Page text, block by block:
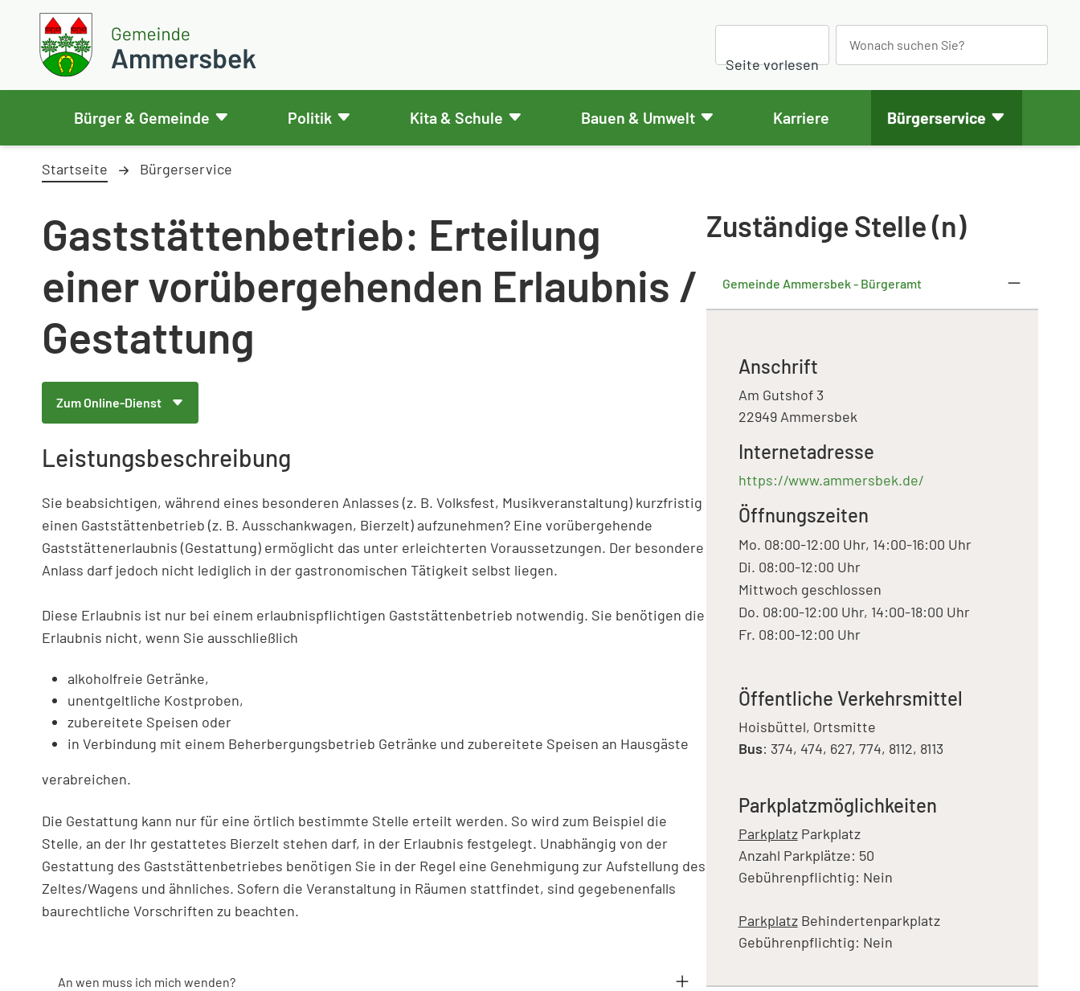
Weiter zum Inhalt
Skip to footer
Gemeinde Ammersbek
Seite vorlesen
h
Bürger & Gemeinde Politik Kita & Schule Bauen & Umwelt Karriere Bürgerservice
Startseite Bürgerservice
Gaststättenbetrieb: Erteilung
einer vorübergehenden Erlaubnis /
Gestattung
Zum Online-Dienst
Leistungsbeschreibung
Sie beabsichtigen, während eines besonderen Anlasses (z. B. Volksfest, Musikveranstaltung) kurzfristig
einen Gaststättenbetrieb (z. B. Ausschankwagen, Bierzelt) aufzunehmen? Eine vorübergehende
Gaststättenerlaubnis (Gestattung) ermöglicht das unter erleichterten Voraussetzungen. Der besondere
Anlass darf jedoch nicht lediglich in der gastronomischen Tätigkeit selbst liegen.
Diese Erlaubnis ist nur bei einem erlaubnispflichtigen Gaststättenbetrieb notwendig. Sie benötigen die
Erlaubnis nicht, wenn Sie ausschließlich
alkoholfreie Getränke,
unentgeltliche Kostproben,
zubereitete Speisen oder
in Verbindung mit einem Beherbergungsbetrieb Getränke und zubereitete Speisen an Hausgäste
verabreichen.
Die Gestattung kann nur für eine örtlich bestimmte Stelle erteilt werden. So wird zum Beispiel die
Stelle, an der Ihr gestattetes Bierzelt stehen darf, in der Erlaubnis festgelegt. Unabhängig von der
Gestattung des Gaststättenbetriebes benötigen Sie in der Regel eine Genehmigung zur Aufstellung des
Zeltes/Wagens und ähnliches. Sofern die Veranstaltung in Räumen stattfindet, sind gegebenenfalls
baurechtliche Vorschriften zu beachten.
An wen muss ich mich wenden?
Zuständige Stelle (n)
Gemeinde Ammersbek - Bürgeramt
Anschrift
Am Gutshof 3
22949 Ammersbek
Internetadresse
https://www.ammersbek.de/
Öffnungszeiten
Mo. 08:00-12:00 Uhr, 14:00-16:00 Uhr
Di. 08:00-12:00 Uhr
Mittwoch geschlossen
Do. 08:00-12:00 Uhr, 14:00-18:00 Uhr
Fr. 08:00-12:00 Uhr
Öffentliche Verkehrsmittel
Hoisbüttel, Ortsmitte
Bus: 374, 474, 627, 774, 8112, 8113
Parkplatzmöglichkeiten
ParkplatzParkplatz
Anzahl Parkplätze: 50
Gebührenpflichtig: Nein
ParkplatzBehindertenparkplatz
Gebührenpflichtig: Nein